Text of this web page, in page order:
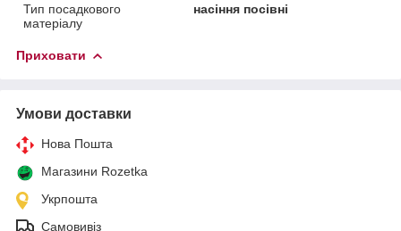
Тип посадкового
матеріалу
насіння посівні
Приховати
Умови доставки
Нова Пошта
Магазини Rozetka
Укрпошта
Самовивіз